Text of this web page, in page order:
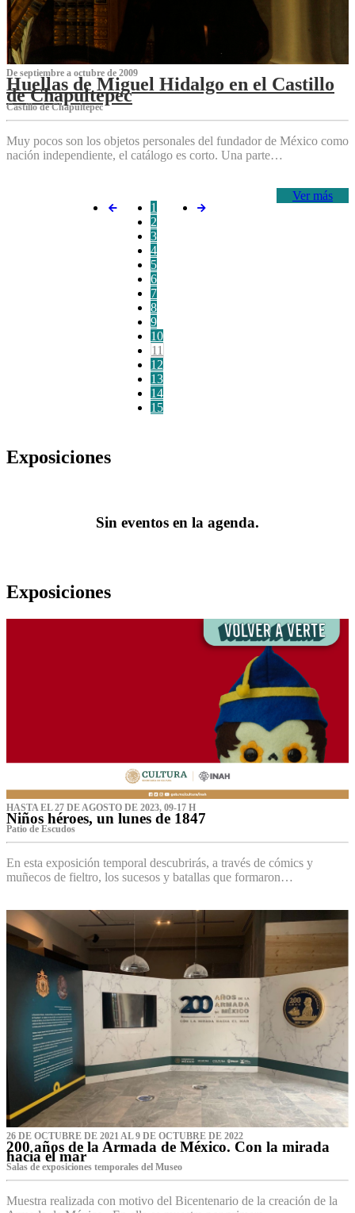
De septiembre a octubre de 2009
Huellas de Miguel Hidalgo en el Castillo
de Chapultepec
Castillo de Chapultepec
Muy pocos son los objetos personales del fundador de México como
nación independiente, el catálogo es corto. Una parte…
Ver más
1
2
3
4
5
6
7
8
9
10
11
12
13
14
15
Exposiciones
Sin eventos en la agenda.
Exposiciones
HASTA EL 27 DE AGOSTO DE 2023, 09-17 H
Niños héroes, un lunes de 1847
Patio de Escudos
En esta exposición temporal descubrirás, a través de cómics y
muñecos de fieltro, los sucesos y batallas que formaron…
26 DE OCTUBRE DE 2021 AL 9 DE OCTUBRE DE 2022
200 años de la Armada de México. Con la mirada
hacia el mar
Salas de exposiciones temporales del Museo‌
Muestra realizada con motivo del Bicentenario de la creación de la